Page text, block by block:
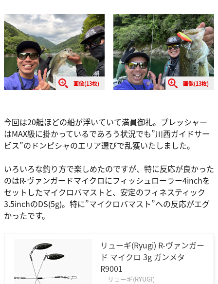
画像(13枚) 画像(13枚)
今回は20艇ほどの船が浮いていて満員御礼。プレッシャー
はMAX級に掛かっているであろう状況でも”川西ガイドサー
ビス”のドンピシャのエリア選びで乱獲いたしました。
いろいろな釣り方で楽しめたのですが、特に反応が良かった
のはR-ヴァンガードマイクロにフィッシュローラー4inchを
セットしたマイクロバマストと、安定のフィネスティック
3.5inchのDS(5g)。特に”マイクロバマスト”への反応がエグ
かったです。
リューギ(Ryugi) R-ヴァンガー
ド マイクロ 3g ガンメタ
R9001
リューギ(RYUGI)